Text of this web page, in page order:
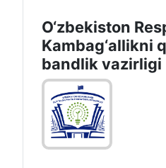
O‘zbekiston
Kambag‘allikni
bandlik vazirligi